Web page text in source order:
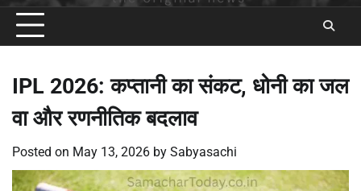
IPL 2026: कप्तानी का संकट, धोनी का जल
वा और रणनीतिक बदलाव
Posted on May 13, 2026 by Sabyasachi